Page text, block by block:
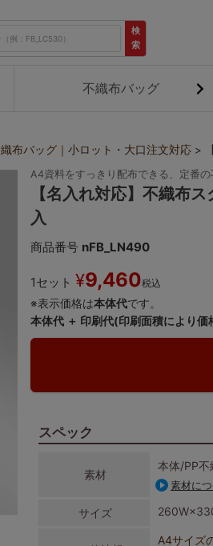
検
索
不織布バッグ
布バッグ｜小ロット・大口注文対応
A4資料をすっきり配布できる、定番の
【名入れ対応】不織
入
商品番号 nFB_LN490
1セット ¥9,460税込
※表示価格は本体代です。
本体代 ＋ 印刷代(印刷面積により価
スペック
素材
本体/PP
素材に
サイズ
A4サイズ